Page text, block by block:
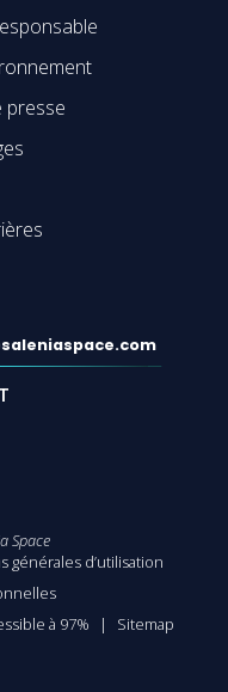
presse
Space
générales d’utilisation
à 97%
Sitemap